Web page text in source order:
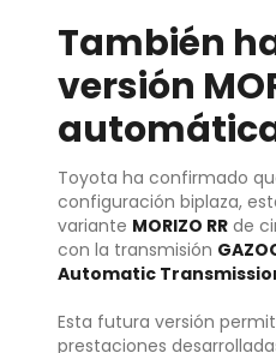
También
versión
Toyota ha confirmado
configuración biplaza,
variante MORIZO RR de
con la transmisión
Automatic
Esta futura versión
prestaciones